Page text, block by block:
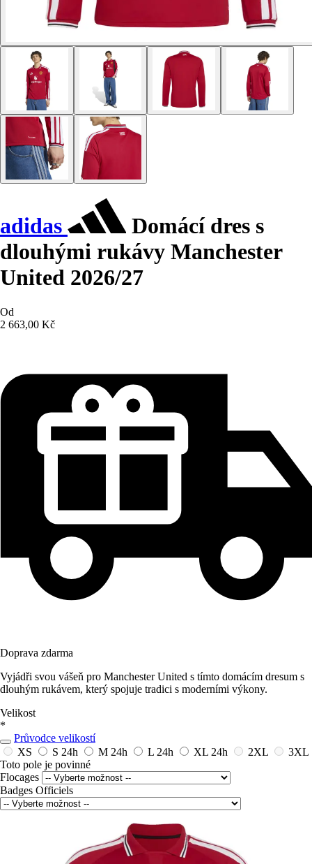
adidas
Domácí dres s
dlouhými rukávy Manchester
United 2026/27
Od
2 663,00 Kč
Doprava zdarma
Vyjádři svou vášeň pro Manchester United s tímto domácím dresum s
dlouhým rukávem, který spojuje tradici s moderními výkony.
Velikost
*
Průvodce velikostí
XS
S 24h M 24h L 24h XL 24h 2XL
3XL
Toto pole je povinné
Flocages
Badges Officiels